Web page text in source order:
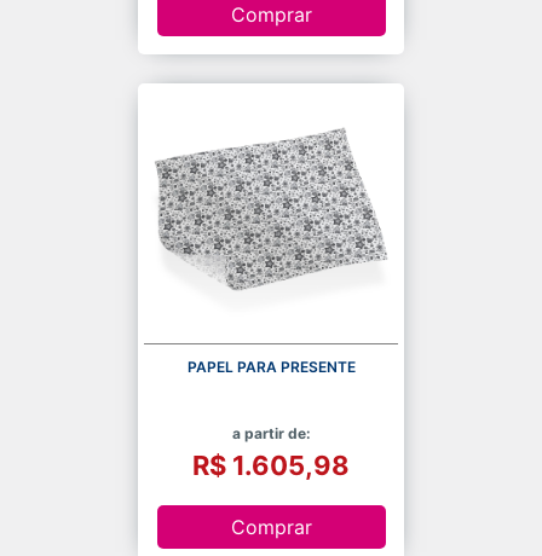
Comprar
PAPEL PARA PRESENTE
a partir de:
R$ 1.605,98
Comprar